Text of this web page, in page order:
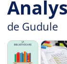
de Gudule